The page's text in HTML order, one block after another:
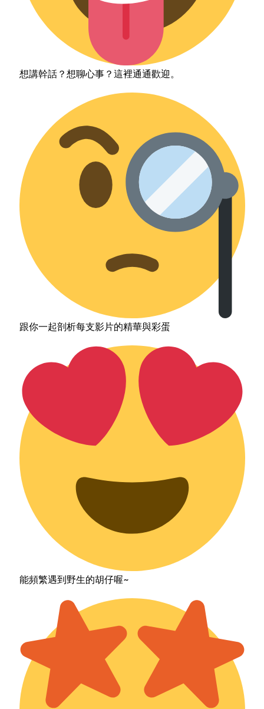
想講幹話？想聊心事？這裡通通歡迎。
跟你一起剖析每支影片的精華與彩蛋
能頻繁遇到野生的胡仔喔~